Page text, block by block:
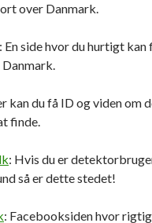
over Danmark.
: En side hvor du hurtigt
Danmark.
kan du få ID og viden om
finde.
: Hvis du er
så er dette stedet!
: Facebooksiden hvor